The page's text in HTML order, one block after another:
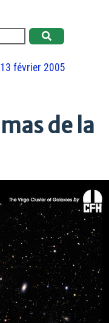
13 février 2005
de la